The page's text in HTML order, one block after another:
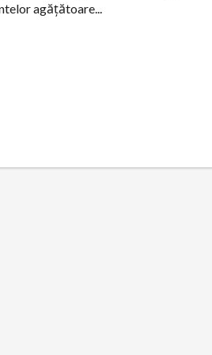
agățătoare...